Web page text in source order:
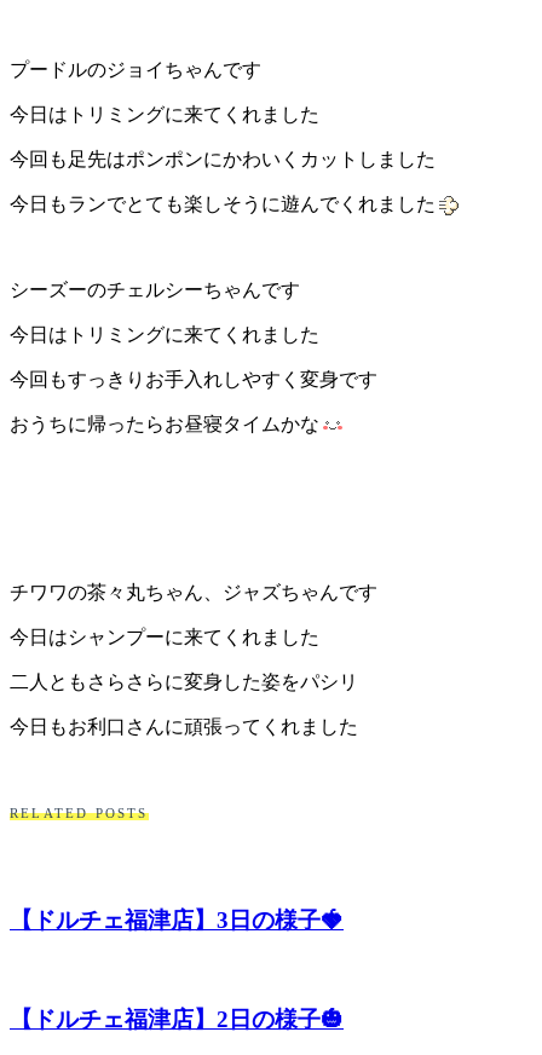
プードルのジョイちゃんです
今日はトリミングに来てくれました
今回も足先はポンポンにかわいくカットしました
今日もランでとても楽しそうに遊んでくれました
シーズーのチェルシーちゃんです
今日はトリミングに来てくれました
今回もすっきりお手入れしやすく変身です
おうちに帰ったらお昼寝タイムかな
チワワの茶々丸ちゃん、ジャズちゃんです
今日はシャンプーに来てくれました
二人ともさらさらに変身した姿をパシリ
今日もお利口さんに頑張ってくれました
RELATED POSTS
【ドルチェ福津店】3日の様子🍓
【ドルチェ福津店】2日の様子🎃